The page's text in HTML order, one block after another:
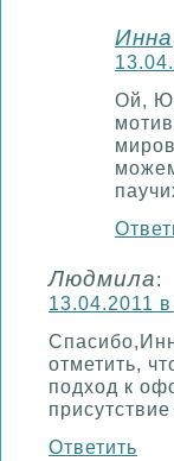
Инна
Ой,
Людмила:
13.04.2011
отметить,
подход к
Ответить